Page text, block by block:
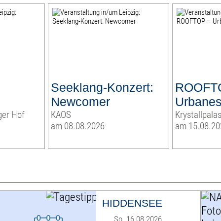
Hof
Seeklang-Konzert:
Newcomer
KAOS
am 08.08.2026
am
HIDDENSEE